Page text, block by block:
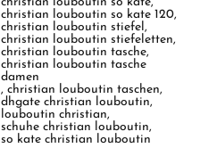
christian louboutin so kate 120,
christian louboutin stiefel,
christian louboutin stiefeletten,
christian louboutin tasche,
christian louboutin tasche
damen
, christian louboutin taschen,
dhgate christian louboutin,
louboutin christian,
schuhe christian louboutin,
so kate christian louboutin